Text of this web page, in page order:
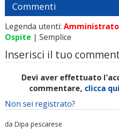
Commenti
Legenda utenti:
Ospite | Semplice
Inserisci il tuo
Devi aver effettuato
commentare, clicca
Non sei registrato?
da Dipa pescarese